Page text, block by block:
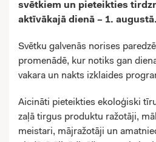
svētkiem un pieteikties
aktīvākajā dienā – 1. augustā.
Svētku galvenās norises
promenādē, kur notiks gan
vakara un nakts izklaides
Aicināti pieteikties ekoloģiski
zaļā tirgus produktu ražotāji,
meistari, mājražotāji un